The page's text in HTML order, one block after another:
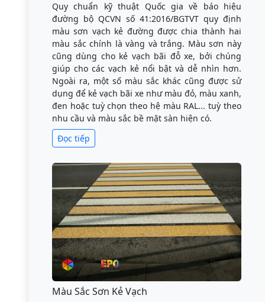
Quy chuẩn kỹ thuật Quốc gia về báo hiệu
đường bộ QCVN số 41:2016/BGTVT quy định
màu sơn vạch kẻ đường được chia thành hai
màu sắc chính là vàng và trắng. Màu sơn này
cũng dùng cho kẻ vạch bãi đỗ xe, bởi chúng
giúp cho các vạch kẻ nổi bật và dễ nhìn hơn.
Ngoài ra, một số màu sắc khác cũng được sử
dụng để kẻ vạch bãi xe như màu đỏ, màu xanh,
đen hoặc tuỳ chọn theo hệ màu RAL... tuỳ theo
nhu cầu và màu sắc bề mặt sàn hiện có.
Đọc tiếp
Màu Sắc Sơn Kẻ Vạch